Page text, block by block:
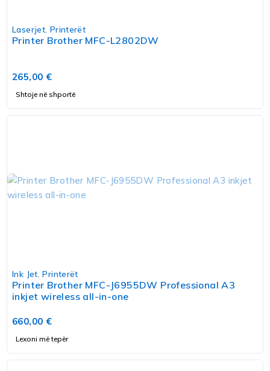
Laserjet Printerët
Printer Brother MFC-L2802DW
265,00 €
Shtoje në shportë
Ink Jet ,Printerët
Printer Brother MFC-J6955DW Professional A3
inkjet wireless all-in-one
660,00 €
Lexoni më tepër